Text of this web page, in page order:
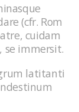
(cfr. Rom
cuidam
se immersit.
latitanti